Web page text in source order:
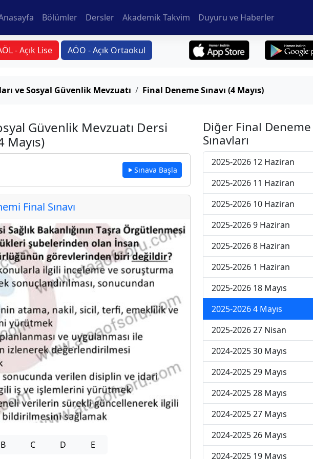
Bölümler Dersler Akademik Takvim Duyuru ve Haberler
- Açık Lise AÖO - Açık Ortaokul
ve Sosyal Güvenlik Mevzuatı Final Deneme Sınavı (4 Mayıs)
Güvenlik Mevzuatı Dersi
Mayıs)
Sınava Başla
Final Sınavı
B C D E
Diğer Final Deneme
Sınavları
2025-2026 12 Haziran
2025-2026 11 Haziran
2025-2026 10 Haziran
2025-2026 9 Haziran
2025-2026 8 Haziran
2025-2026 1 Haziran
2025-2026 18 Mayıs
2025-2026 4 Mayıs
2025-2026 27 Nisan
2024-2025 30 Mayıs
2024-2025 29 Mayıs
2024-2025 28 Mayıs
2024-2025 27 Mayıs
2024-2025 26 Mayıs
2024-2025 19 Mayıs